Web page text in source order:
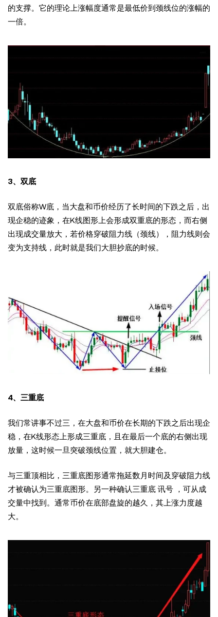
的支撑。它的理论上涨幅度通常是最低价到颈线位的涨幅的
一倍。
3、双底
双底俗称W底，当大盘和币价经历了长时间的下跌之后，出
现企稳的迹象，在K线图形上会形成双重底的形态，而右侧
出现成交量放大，若价格穿破阻力线（颈线），阻力线则会
变为支持线，此时就是我们大胆抄底的时候。
4、三重底
我们常讲事不过三，在大盘和币价在长期的下跌之后出现企
稳，在K线形态上形成三重底，且在最后一个底的右侧出现
放量，这时候一旦突破颈线位置，就大胆建仓。
与三重顶相比，三重底图形通常拖延数月时间及穿破阻力线
才被确认为三重底图形。另一种确认三重底 讯号 ，可从成
交量中找到。通常币价在底部盘旋的越久，其上涨力度越
大。